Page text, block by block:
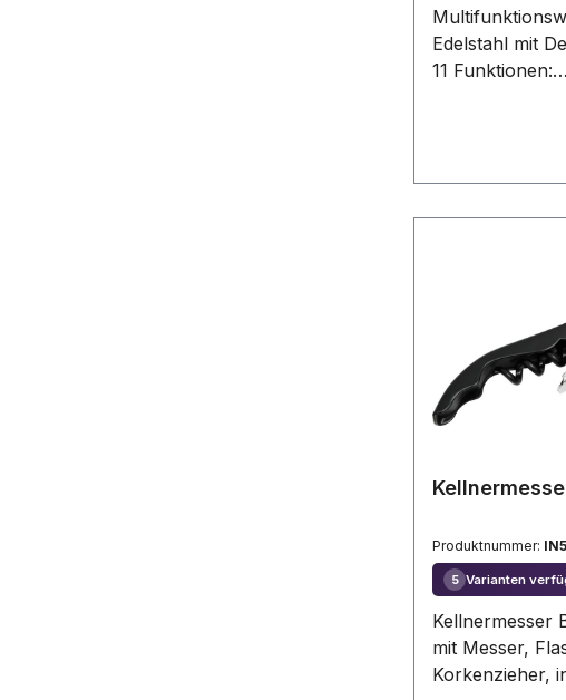
Edelstahl mit
11 Funktionen:
Steckschlüssel.
Produktnummer:
5 Varianten
Kellnermesser
mit Messer,
Korkenzieher,